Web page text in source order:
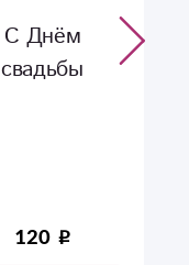
С Днём
свадьбы
120